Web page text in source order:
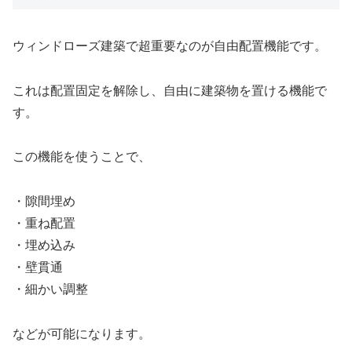
ウィンドローズ建築で超重要なのが自由配置機能です。
これは配置固定を解除し、自由に建築物を置ける機能で
す。
この機能を使うことで、
・隙間埋め
・重ね配置
・埋め込み
・壁貫通
・細かい調整
などが可能になります。